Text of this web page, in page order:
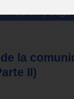
la
II)